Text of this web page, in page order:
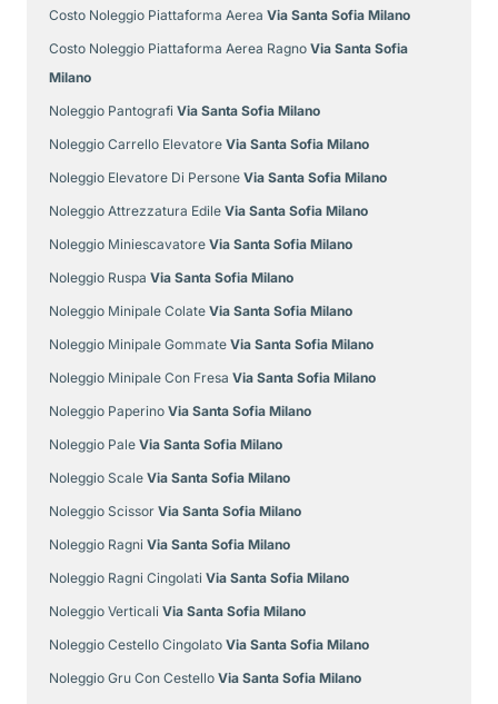
Costo Noleggio Piattaforma Aerea Via Santa Sofia Milano
Costo Noleggio Piattaforma Aerea Ragno Via Santa Sofia
Milano
Noleggio Pantografi Via Santa Sofia Milano
Noleggio Carrello Elevatore Via Santa Sofia Milano
Noleggio Elevatore Di Persone Via Santa Sofia Milano
Noleggio Attrezzatura Edile Via Santa Sofia Milano
Noleggio Miniescavatore Via Santa Sofia Milano
Noleggio Ruspa Via Santa Sofia Milano
Noleggio Minipale Colate Via Santa Sofia Milano
Noleggio Minipale Gommate Via Santa Sofia Milano
Noleggio Minipale Con Fresa Via Santa Sofia Milano
Noleggio Paperino Via Santa Sofia Milano
Noleggio Pale Via Santa Sofia Milano
Noleggio Scale Via Santa Sofia Milano
Noleggio Scissor Via Santa Sofia Milano
Noleggio Ragni Via Santa Sofia Milano
Noleggio Ragni Cingolati Via Santa Sofia Milano
Noleggio Verticali Via Santa Sofia Milano
Noleggio Cestello Cingolato Via Santa Sofia Milano
Noleggio Gru Con Cestello Via Santa Sofia Milano